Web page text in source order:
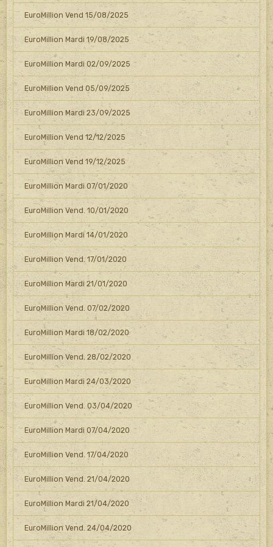
EuroMillion Vend 15/08/2025
EuroMillion Mardi 19/08/2025
EuroMillion Mardi 02/09/2025
EuroMillion Vend 05/09/2025
EuroMillion Mardi 23/09/2025
EuroMillion Vend 12/12/2025
EuroMillion Vend 19/12/2025
EuroMillion Mardi 07/01/2020
EuroMillion Vend. 10/01/2020
EuroMillion Mardi 14/01/2020
EuroMillion Vend. 17/01/2020
EuroMillion Mardi 21/01/2020
EuroMillion Vend. 07/02/2020
EuroMillion Mardi 18/02/2020
EuroMillion Vend. 28/02/2020
EuroMillion Mardi 24/03/2020
EuroMillion Vend. 03/04/2020
EuroMillion Mardi 07/04/2020
EuroMillion Vend. 17/04/2020
EuroMillion Vend. 21/04/2020
EuroMillion Mardi 21/04/2020
EuroMillion Vend. 24/04/2020